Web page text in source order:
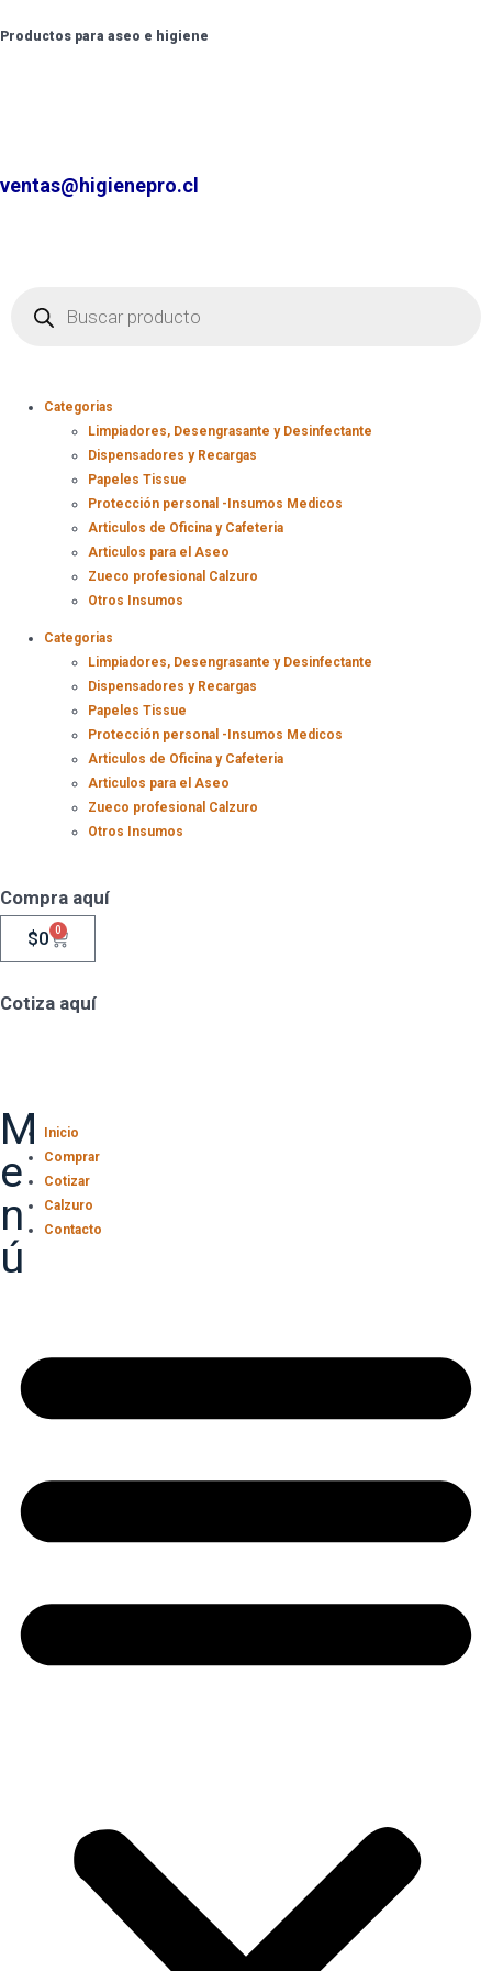
Productos para aseo e higiene
ventas@higienepro.cl
Categorias
Limpiadores, Desengrasante y Desinfectante
Dispensadores y Recargas
Papeles Tissue
Protección personal -Insumos Medicos
Articulos de Oficina y Cafeteria
Articulos para el Aseo
Zueco profesional Calzuro
Otros Insumos
Categorias
Limpiadores, Desengrasante y Desinfectante
Dispensadores y Recargas
Papeles Tissue
Protección personal -Insumos Medicos
Articulos de Oficina y Cafeteria
Articulos para el Aseo
Zueco profesional Calzuro
Otros Insumos
Compra aquí
$0 0
Cotiza aquí
M
e
n
ú
Inicio
Comprar
Cotizar
Calzuro
Contacto